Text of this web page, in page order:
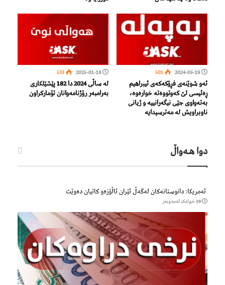
2024-05-19
501
ئەو شوێنەی فڕۆكەكەی ئیبراهیم
ڕەئیسی لێ كەوتووەتە خوارەوە،
بەتەواوی جێی نیگەرانییە و ژیانی
ناوبراویش لە مەترسیدایە
2025-01-18
533
لە ساڵی 2024 دا 182 پێشێلکاری
بەرامبەر رۆژنامەوانان تۆمارکراون
دوا هـه‌واڵ
ئەمریکا: دانوستانەکان لەگەڵ ئێران ئاڵۆزەو کاتیان دەوێت
39 خولەک لەمەوبەر